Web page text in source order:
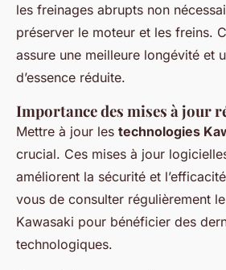
les freinages abrupts non
préserver le moteur et les freins.
assure une meilleure longévité et
d’essence réduite.
Importance des mises à jour
Mettre à jour les technologies
crucial. Ces mises à jour
améliorent la sécurité et
vous de consulter régulièrement
Kawasaki pour bénéficier des
technologiques.